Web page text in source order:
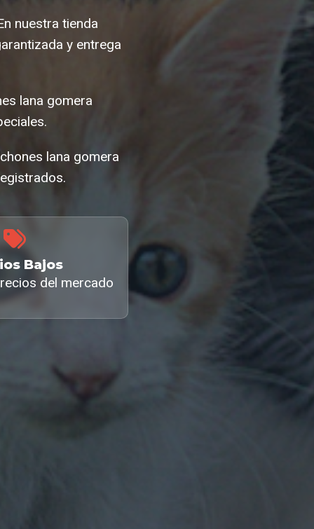
nuestra tienda
y entrega
lana gomera
lana gomera
Bajos
del mercado